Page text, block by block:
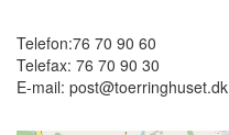
Telefon:76 70 90 60
Telefax: 76 70 90 30
E-mail: post@toerringhuset.dk